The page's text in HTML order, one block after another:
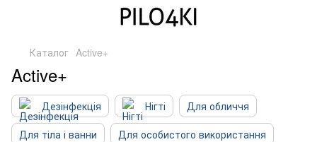
Каталог Active+
Active+
Дезінфекція Нігті
Для обличчя
Для тіла і ванни
Для особистого використання